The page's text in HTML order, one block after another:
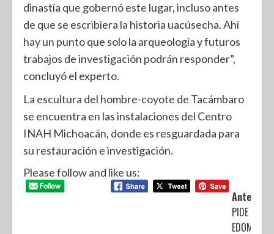
dinastía que gobernó este lugar, incluso antes
de que se escribiera la historia uacúsecha. Ahí
hay un punto que solo la arqueología y futuros
trabajos de investigación podrán responder”,
concluyó el experto.
La escultura del hombre-coyote de Tacámbaro
se encuentra en las instalaciones del Centro
INAH Michoacán, donde es resguardada para
su restauración e investigación.
Please follow and like us:
Anterior:
PIDE
EDOMÉX